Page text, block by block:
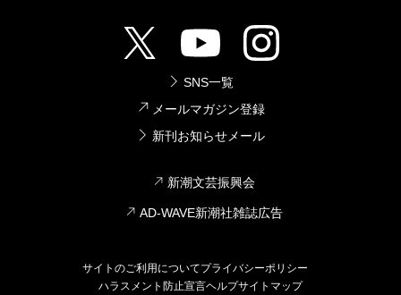
SNS一覧
メールマガジン登録
新刊お知らせメール
新潮文芸振興会
AD-WAVE新潮社雑誌広告
サイトのご利用についてプライバシーポリシー
ハラスメント防止宣言ヘルプサイトマップ